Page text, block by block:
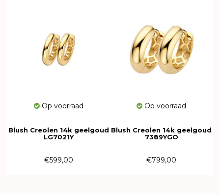
Op voorraad
Blush Creolen 14k geelgoud
LG7021Y
€599,00
Op voorraad
Blush Creolen 14k geelgoud
7389YGO
€799,00